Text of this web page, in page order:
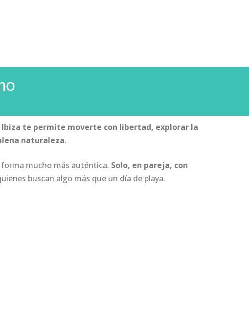
te permite moverte con libertad, explorar la
naturaleza.
forma mucho más auténtica. Solo, en pareja, con
buscan algo más que un día de playa.